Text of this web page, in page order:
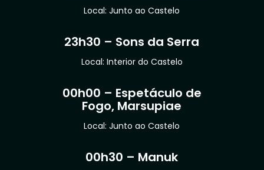
Local: Junto ao Castelo
23h30 – Sons da Serra
Local: Interior do Castelo
00h00 – Espetáculo de
Fogo, Marsupiae
Local: Junto ao Castelo
00h30 – Manuk